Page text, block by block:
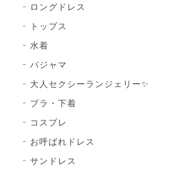
ロングドレス
トップス
水着
パジャマ
大人セクシーランジェリー✨
ブラ・下着
コスプレ
お呼ばれドレス
サンドレス